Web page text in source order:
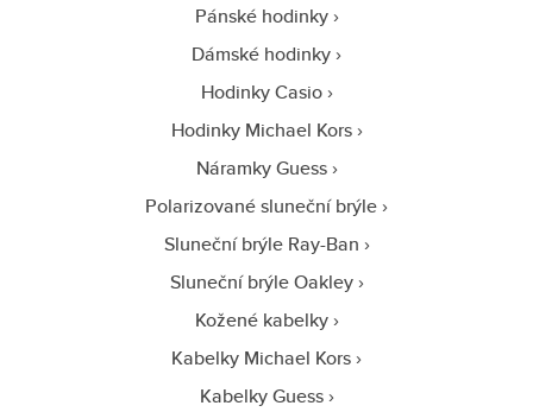
Pánské hodinky
Dámské hodinky
Hodinky Casio
Hodinky Michael Kors
Náramky Guess
Polarizované sluneční brýle
Sluneční brýle Ray-Ban
Sluneční brýle Oakley
Kožené kabelky
Kabelky Michael Kors
Kabelky Guess